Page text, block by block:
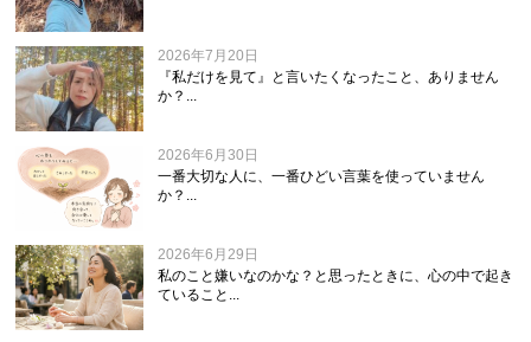
2026年7月20日
『私だけを見て』と言いたくなったこと、ありません
か？...
2026年6月30日
一番大切な人に、一番ひどい言葉を使っていません
か？...
2026年6月29日
私のこと嫌いなのかな？と思ったときに、心の中で起き
ていること...